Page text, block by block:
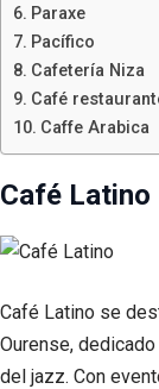
Paraxe
Pacífico
Cafetería Niza
Café
Caffe Arabica
Café Latino
Café Latino se
Ourense,
del jazz. Con